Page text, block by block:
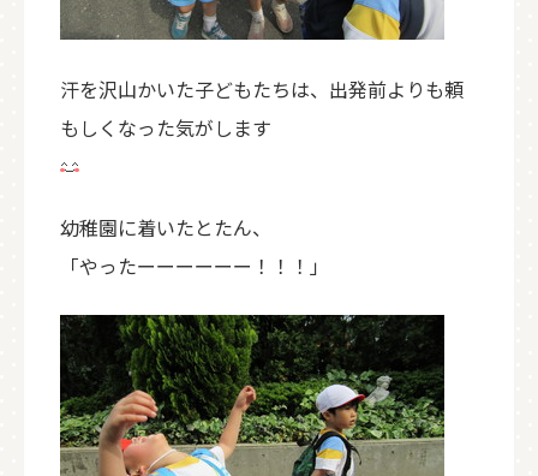
汗を沢山かいた子どもたちは、出発前よりも頼
もしくなった気がします
幼稚園に着いたとたん、
「やったーーーーーー！！！」